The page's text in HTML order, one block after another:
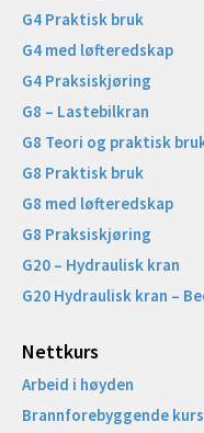
G4 Praktisk bruk
G4 med løfteredskap
G4 Praksiskjøring
G8 – Lastebilkran
G8 Teori og praktisk
G8 Praktisk bruk
G8 med løfteredskap
G8 Praksiskjøring
G20 – Hydraulisk kran
G20 Hydraulisk kran –
Nettkurs
Arbeid i høyden
Brannforebyggende